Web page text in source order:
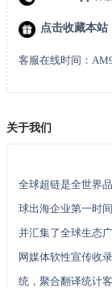
点击收藏本
客服在线时间：
关于我们
全球超链是全世界
球出海企业第一时
并汇集了全球生态
网媒体软性宣传收
统，聚合翻译统计